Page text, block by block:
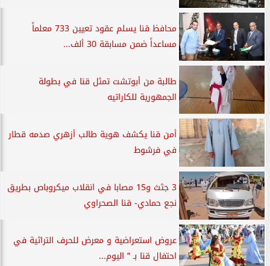
محافظ قنا يسلم عقود تعيين 733 معلماً
مساعداً ضمن مسابقة 30 ألف...
طالبة من أبوتشت تمثل قنا في بطولة
الجمهورية للكاراتيه
أمن قنا يكشف هوية طالب أزهري صدمه قطار
في فرشوط
3 جثث و15 مصابا في انقلاب ميكروباص بطريق
نجع حمادي- قنا الصحراوي
عروض استعراضية و معرض للحرف التراثية في
احتفال قنا بـ ” اليوم...